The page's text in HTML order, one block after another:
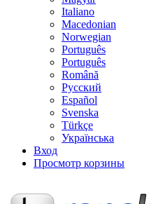
Italiano
Macedonian
Norwegian
Português
Português
Română
Русский
Español
Svenska
Türkçe
Українська
Вход
Просмотр корзины